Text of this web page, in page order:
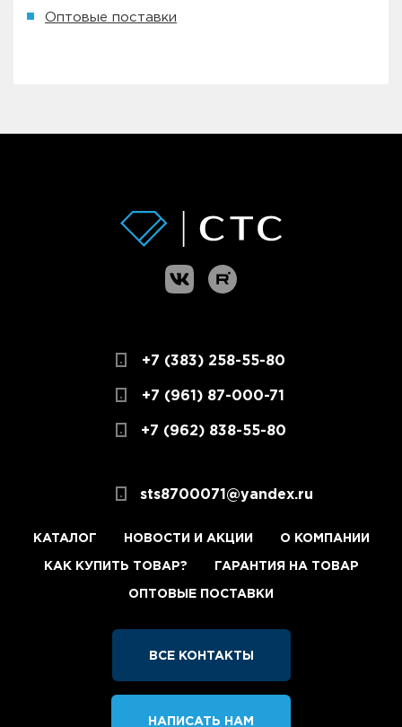
Оптовые поставки
sts8700071@yandex.ru
+7 (383) 258-55-80
+7 (961) 87-000-71
+7 (962) 838-55-80
КАТАЛОГ НОВОСТИ И АКЦИИ О КОМПАНИИ
КАК КУПИТЬ ТОВАР? ГАРАНТИЯ НА ТОВАР
ОПТОВЫЕ ПОСТАВКИ
ВСЕ КОНТАКТЫ
НАПИСАТЬ НАМ